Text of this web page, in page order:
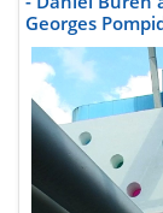
Georges